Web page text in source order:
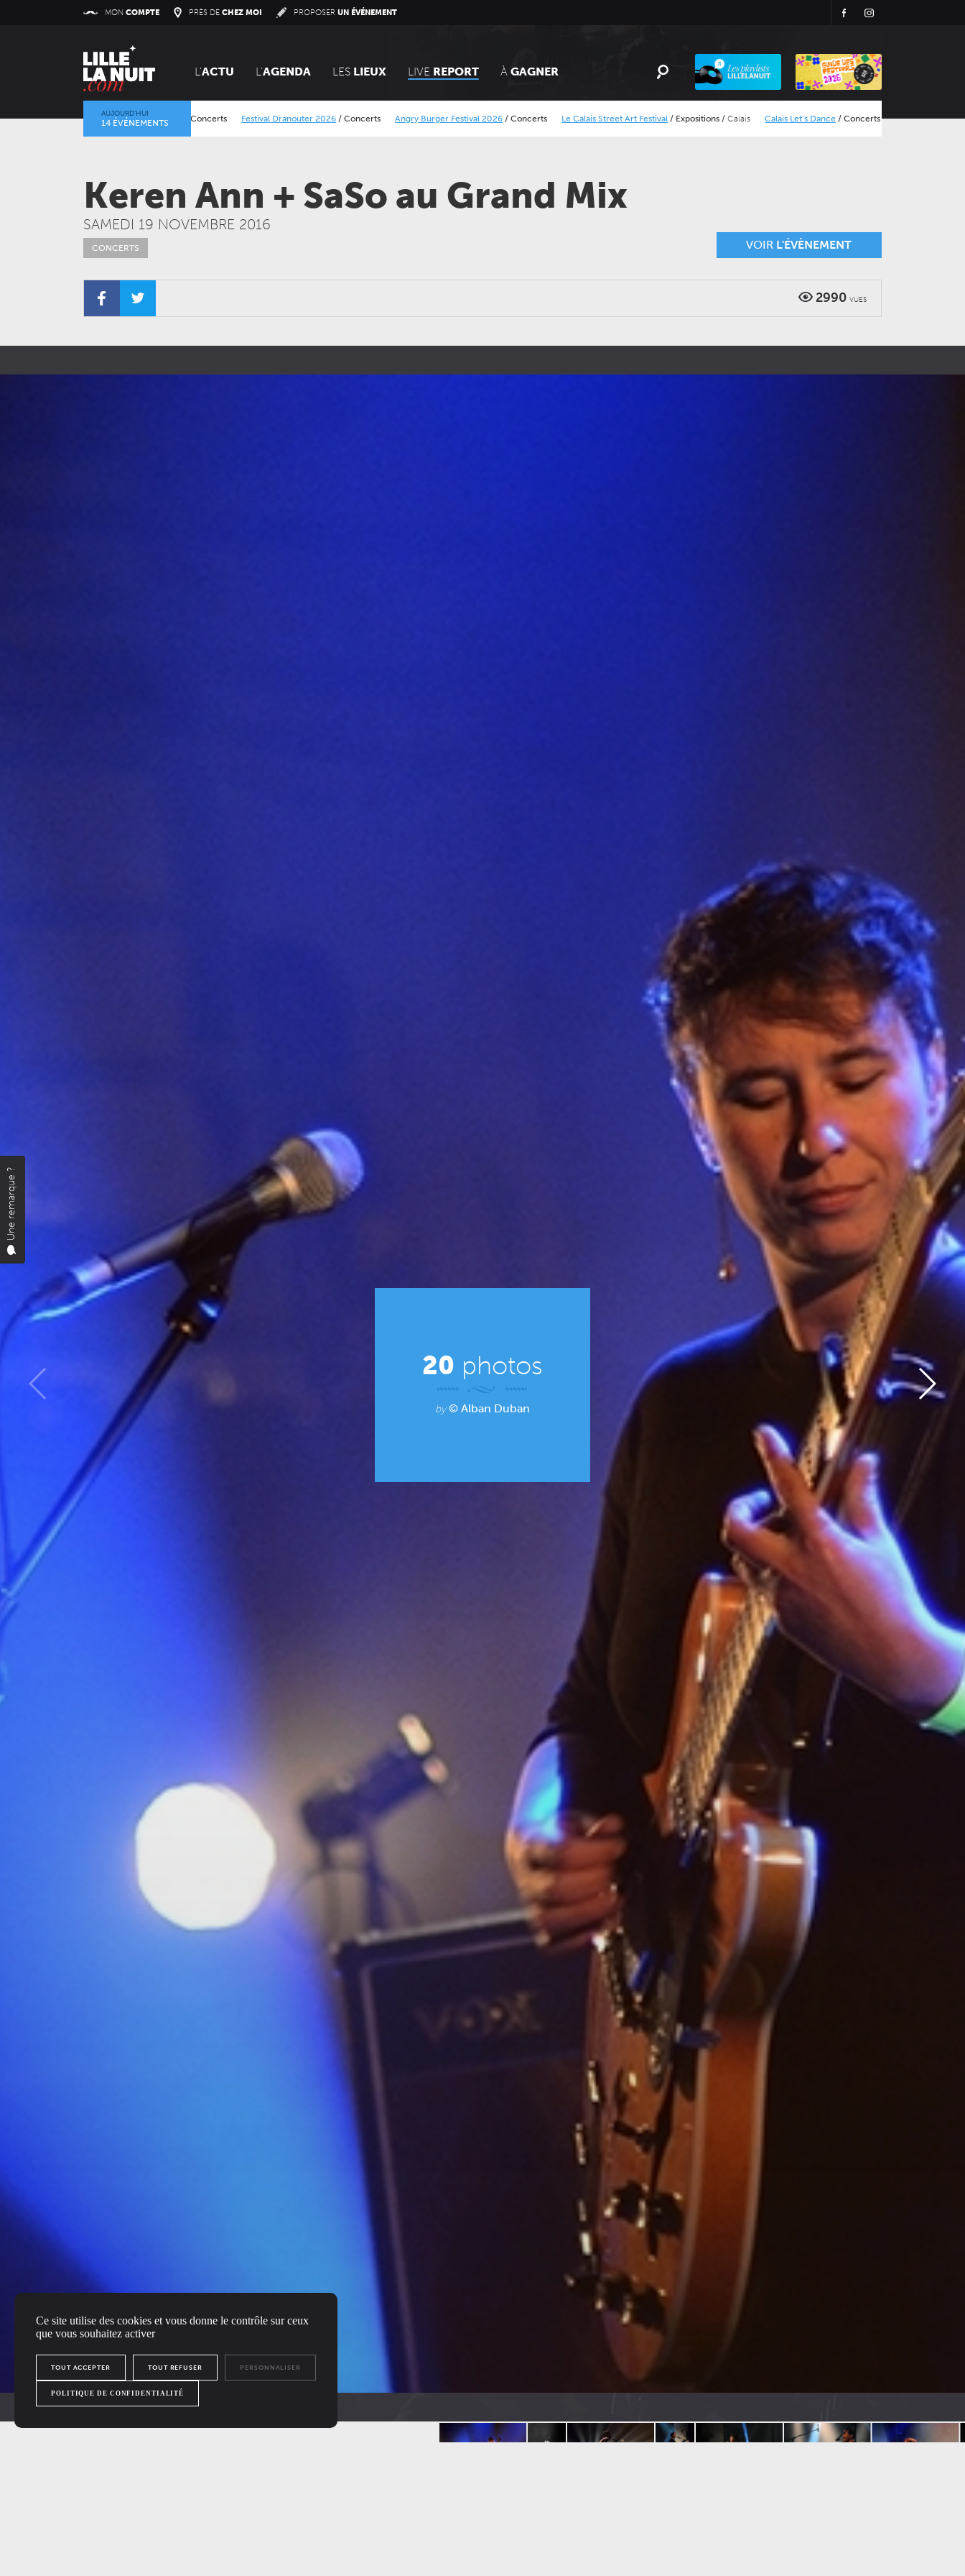
MON COMPTE PRÈS DE CHEZ MOI PROPOSERUN ÉVÉNEMENT
L'ACTU L'AGENDA LES LIEUX LIVE REPORT À GAGNER
Playlist
LillelaNuit
AUJOURD’HUI
14 ÉVÉNEMENTS Festival Dranouter 2026/Concerts Angry Burger Festival 2026/Concerts Le Calais Street Art Festival/Expositions/Calais Calais Let’s Dance/ Concerts/Calais Olt Rivierenhof
Keren Ann + SaSo au Grand Mix
SAMEDI 19 NOVEMBRE 2016
CONCERTS VOIR L'ÉVÈNEMENT
2990 VUES
20 photos
by© Alban Duban
Une remarque ?
Ce site utilise des cookies et vous donne le contrôle sur ceux
que vous souhaitez activer
TOUT ACCEPTER TOUT REFUSER PERSONNALISER
POLITIQUE DE CONFIDENTIALITÉ